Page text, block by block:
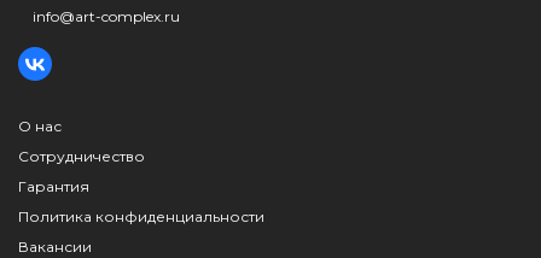
info@art-complex.ru
О нас
Сотрудничество
Гарантия
Политика конфиденциальности
Вакансии